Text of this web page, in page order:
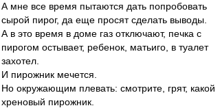
А мне все время пытаются дать попробовать
сырой пирог, да еще просят сделать выводы.
А в это время в доме газ отключают, печка с
пирогом остывает, ребенок, матьиго, в туалет
захотел.
И пирожник мечется.
Но окружающим плевать: смотрите, грят, какой
хреновый пирожник.